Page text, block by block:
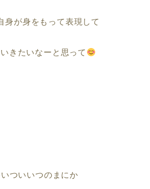
身が身をもって表現して
きたいなーと思って
ついいつのまにか